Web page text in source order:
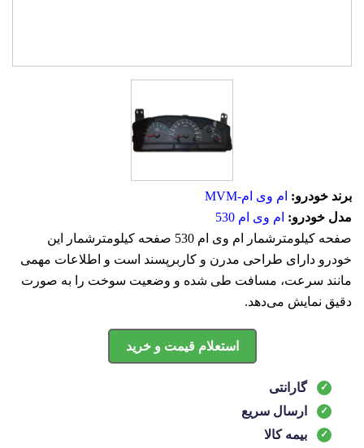
برند خودرو: ام وی ام-MVM
مدل خودرو: ام وی ام 530
صفحه کیلومترشمار ام وی ام 530 صفحه کیلومترشمار این
خودرو دارای طراحی مدرن و کاربرپسند است و اطلاعات مهمی
مانند سرعت، مسافت طی شده و وضعیت سوخت را به صورت
دقیق نمایش می‌دهد.
استعلام قیمت و خرید
گارانتی
ارسال سریع
بیمه کالا